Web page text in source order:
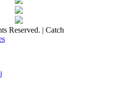
Reserved. | Catch